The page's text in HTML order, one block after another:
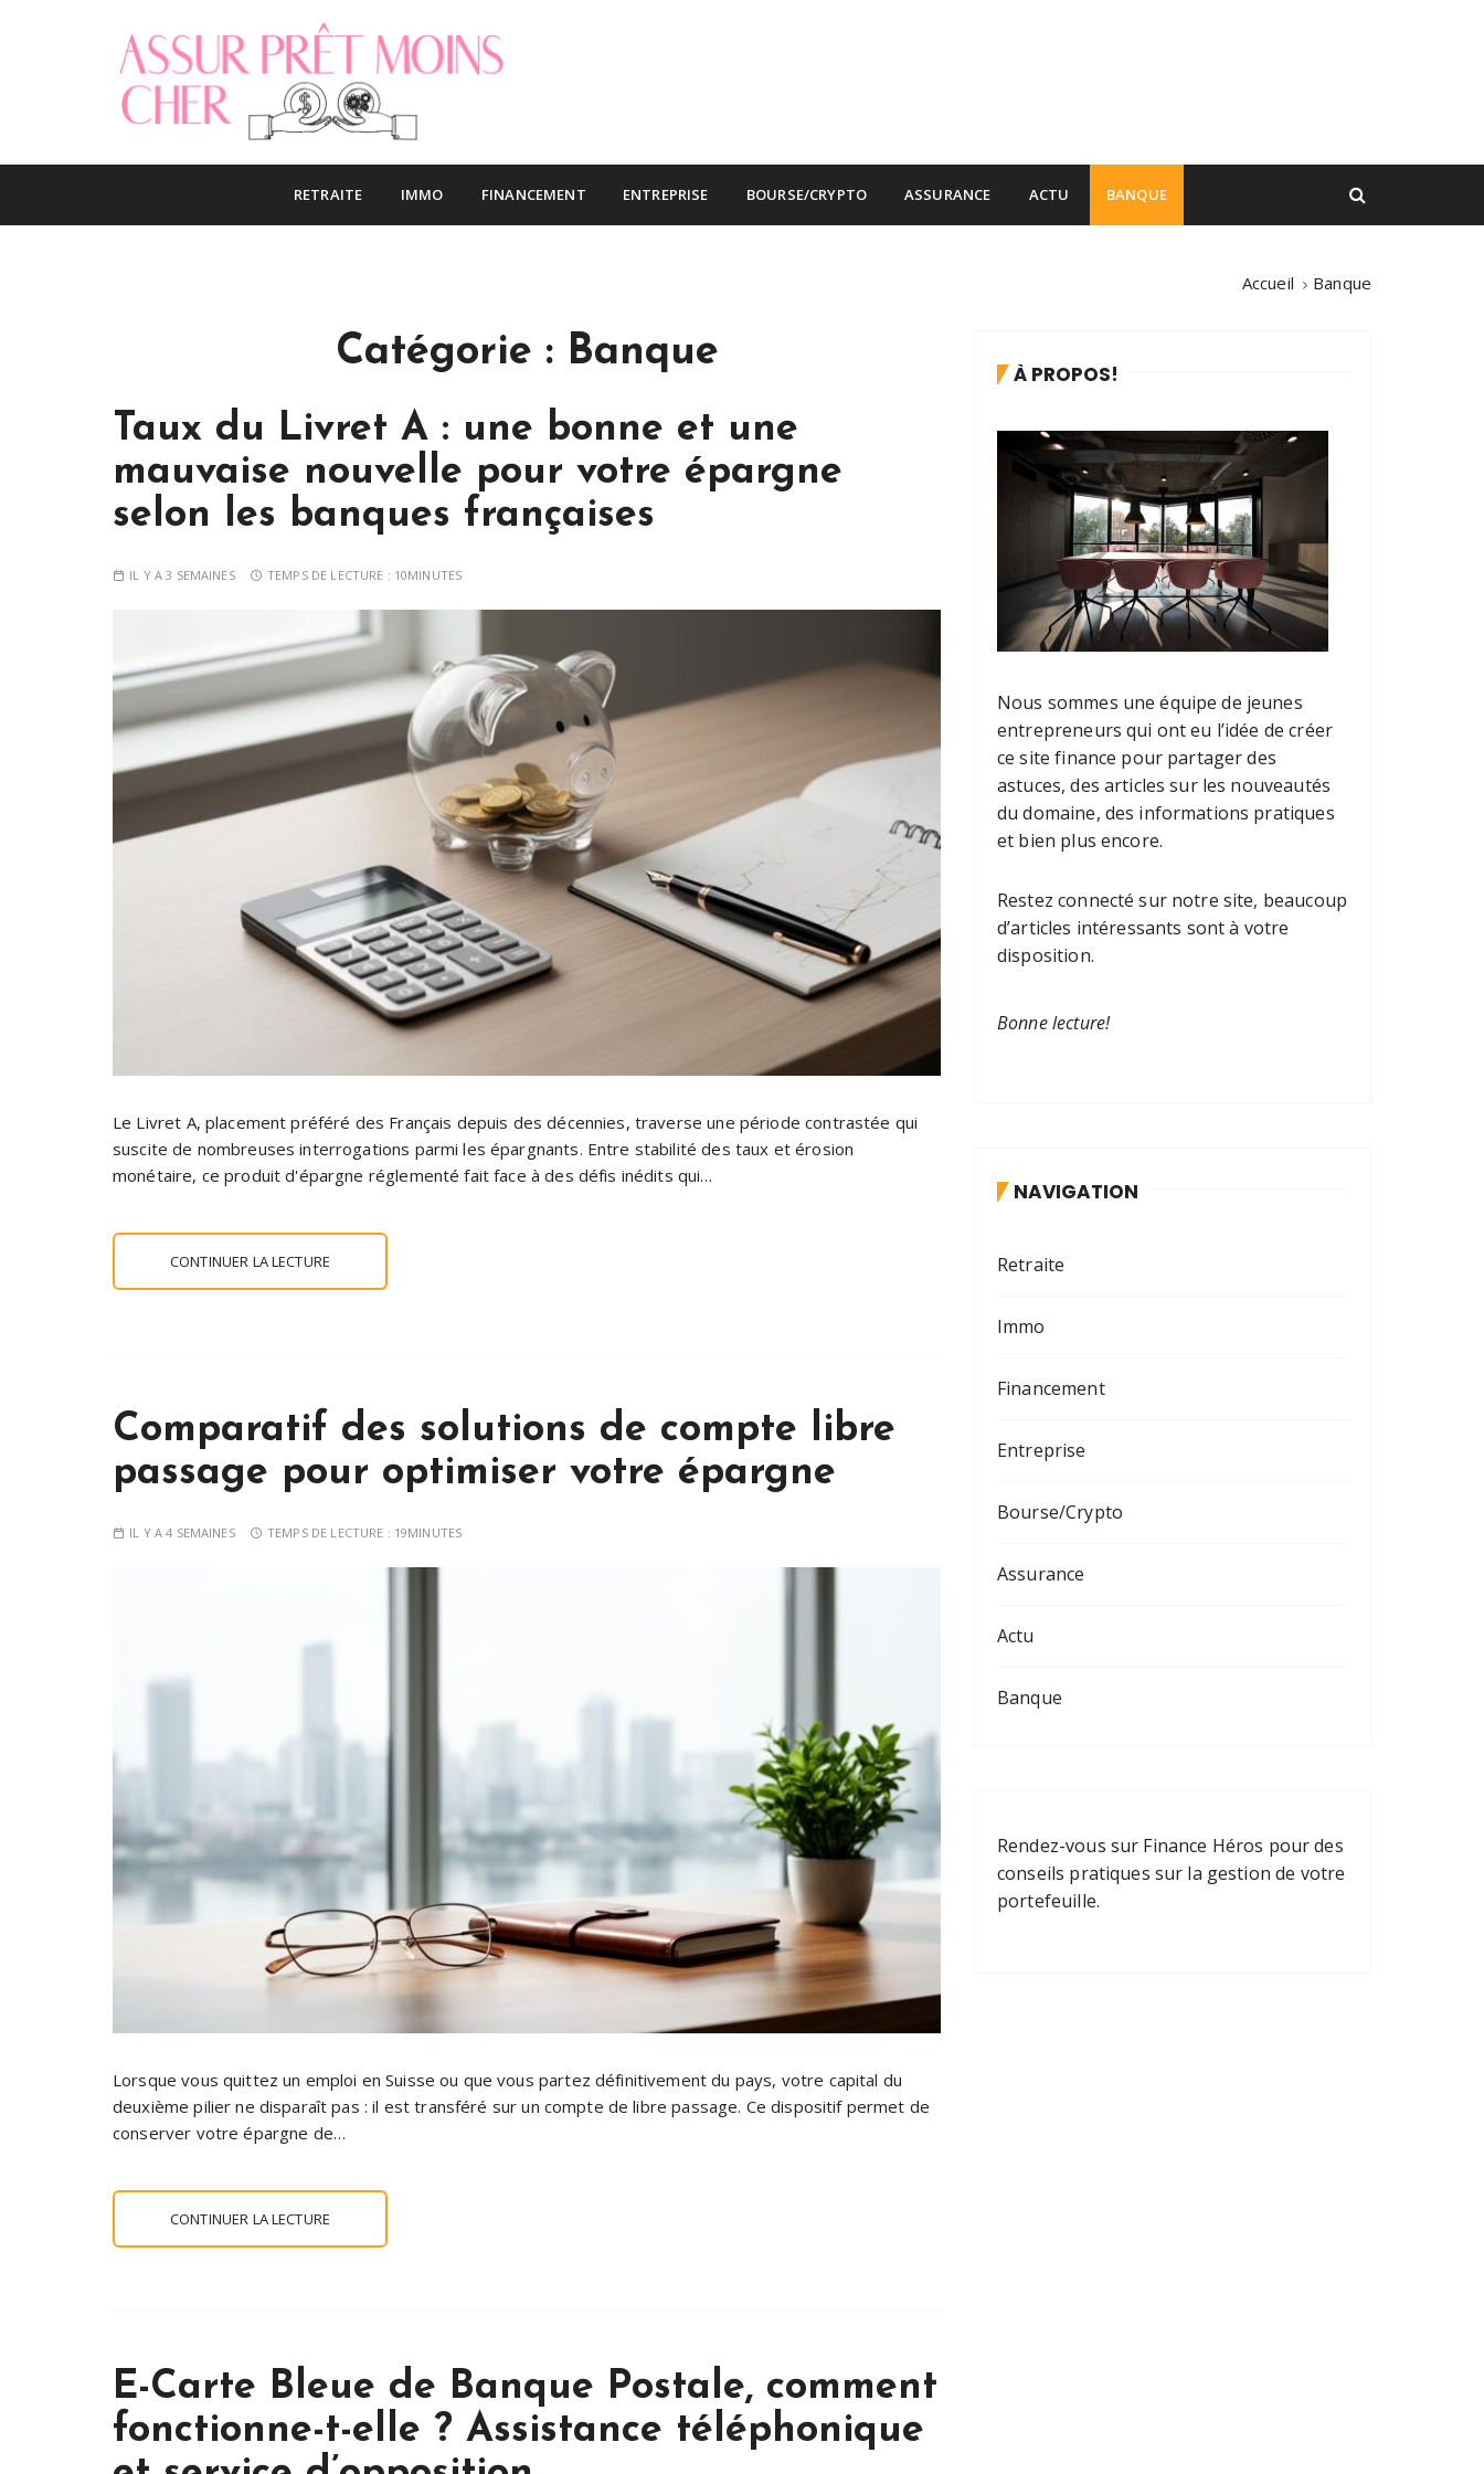
n
Assur pret moins cher
Le blog finance
RETRAITE IMMO FINANCEMENT ENTREPRISE BOURSE/CRYPTO ASSURANCE ACTU BANQUE
Accueil Banque
Catégorie : Banque
Taux du Livret A : une bonne et une
mauvaise nouvelle pour votre épargne
selon les banques françaises
IL Y A 3 SEMAINES TEMPS DE LECTURE : 10MINUTES
Le Livret A, placement préféré des Français depuis des décennies, traverse une période contrastée qui
suscite de nombreuses interrogations parmi les épargnants. Entre stabilité des taux et érosion
monétaire, ce produit d'épargne réglementé fait face à des défis inédits qui…
CONTINUER LA LECTURE
Comparatif des solutions de compte libre
passage pour optimiser votre épargne
IL Y A 4 SEMAINES TEMPS DE LECTURE : 19MINUTES
Lorsque vous quittez un emploi en Suisse ou que vous partez définitivement du pays, votre capital du
deuxième pilier ne disparaît pas : il est transféré sur un compte de libre passage. Ce dispositif permet de
conserver votre épargne de…
CONTINUER LA LECTURE
E-Carte Bleue de Banque Postale, comment
fonctionne-t-elle ? Assistance téléphonique
À PROPOS!
Nous sommes une équipe de jeunes
entrepreneurs qui ont eu l’idée de créer
ce site finance pour partager des
astuces, des articles sur les nouveautés
du domaine, des informations pratiques
et bien plus encore.
Restez connecté sur notre site, beaucoup
d’articles intéressants sont à votre
disposition.
Bonne lecture!
NAVIGATION
Retraite
Immo
Financement
Entreprise
Bourse/Crypto
Assurance
Actu
Banque
Rendez-vous sur Finance Héros pour des
conseils pratiques sur la gestion de votre
portefeuille.